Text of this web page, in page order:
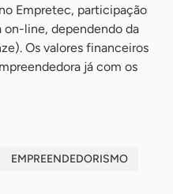
Empretec, participação
line, dependendo da
Os valores financeiros
já com os
EMPREENDEDORISMO